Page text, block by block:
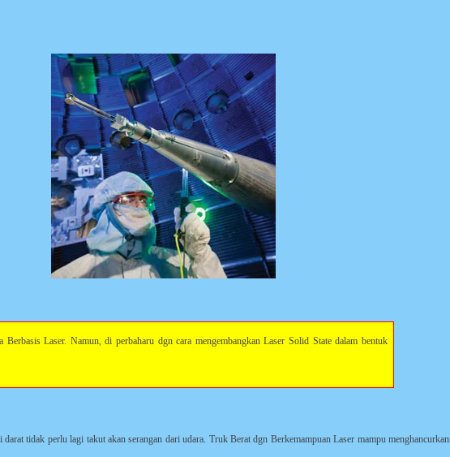
Laser. Namun, di perbaharu dgn cara mengembangkan Laser Solid State dalam bentuk
tidak perlu lagi takut akan serangan dari udara. Truk Berat dgn Berkemampuan Laser mampu